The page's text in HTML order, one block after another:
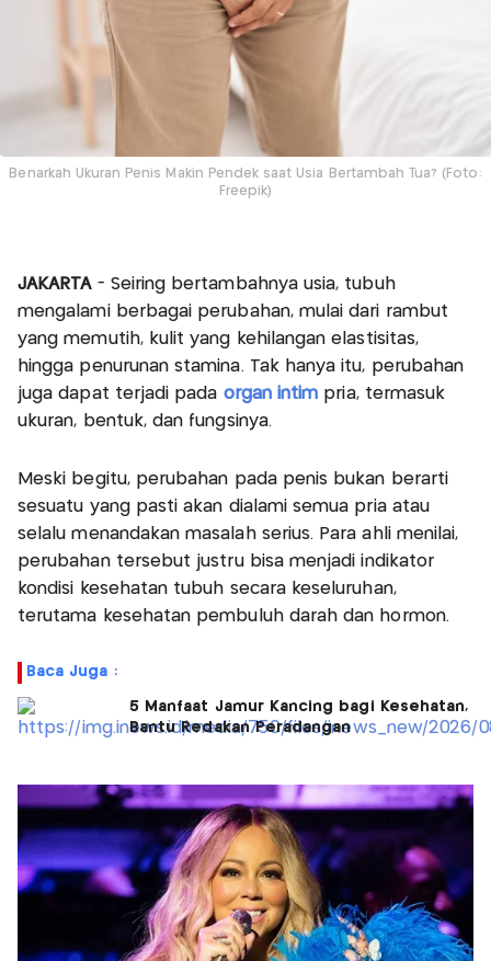
Benarkah Ukuran Penis Makin Pendek saat Usia Bertambah Tua? (Foto:
Freepik)
JAKARTA - Seiring bertambahnya usia, tubuh
mengalami berbagai perubahan, mulai dari rambut
yang memutih, kulit yang kehilangan elastisitas,
hingga penurunan stamina. Tak hanya itu, perubahan
juga dapat terjadi pada organ intim pria, termasuk
ukuran, bentuk, dan fungsinya.
Meski begitu, perubahan pada penis bukan berarti
sesuatu yang pasti akan dialami semua pria atau
selalu menandakan masalah serius. Para ahli menilai,
perubahan tersebut justru bisa menjadi indikator
kondisi kesehatan tubuh secara keseluruhan,
terutama kesehatan pembuluh darah dan hormon.
Baca Juga :
5 Manfaat Jamur Kancing bagi Kesehatan,
Bantu Redakan Peradangan